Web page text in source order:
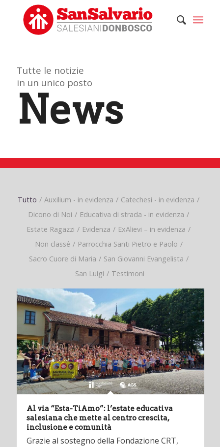
Tutte le notizie
in un unico posto
News
Tutto / Auxilium - in evidenza / Catechesi - in evidenza /
Dicono di Noi / Educativa di strada - in evidenza /
Estate Ragazzi / Evidenza / ExAlievi – in evidenza /
Non classé / Parrocchia Santi Pietro e Paolo /
Sacro Cuore di Maria / San Giovanni Evangelista /
San Luigi / Testimoni
Al via “Esta-TiAmo”: l’estate educativa
salesiana che mette al centro crescita,
inclusione e comunità
Grazie al sostegno della Fondazione CRT,